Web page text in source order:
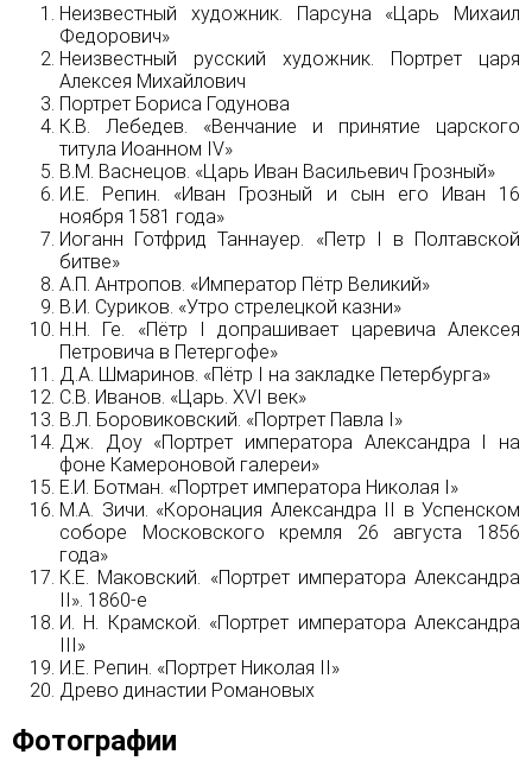
Неизвестный художник. Парсуна «Царь Михаил
Федорович»
Неизвестный русский художник. Портрет царя
Алексея Михайлович
Портрет Бориса Годунова
К.В. Лебедев. «Венчание и принятие царского
титула Иоанном IV»
В.М. Васнецов. «Царь Иван Васильевич Грозный»
И.Е. Репин. «Иван Грозный и сын его Иван 16
ноября 1581 года»
Иоганн Готфрид Таннауер. «Петр I в Полтавской
битве»
А.П. Антропов. «Император Пётр Великий»
В.И. Суриков. «Утро стрелецкой казни»
Н.Н. Ге. «Пётр I допрашивает царевича Алексея
Петровича в Петергофе»
Д.А. Шмаринов. «Пётр I на закладке Петербурга»
С.В. Иванов. «Царь. XVI век»
В.Л. Боровиковский. «Портрет Павла I»
Дж. Доу «Портрет императора Александра I на
фоне Камероновой галереи»
Е.И. Ботман. «Портрет императора Николая I»
М.А. Зичи. «Коронация Александра II в Успенском
соборе Московского кремля 26 августа 1856
года»
К.Е. Маковский. «Портрет императора Александра
II». 1860-е
И. Н. Крамской. «Портрет императора Александра
III»
И.Е. Репин. «Портрет Николая II»
Древо династии Романовых
Фотографии